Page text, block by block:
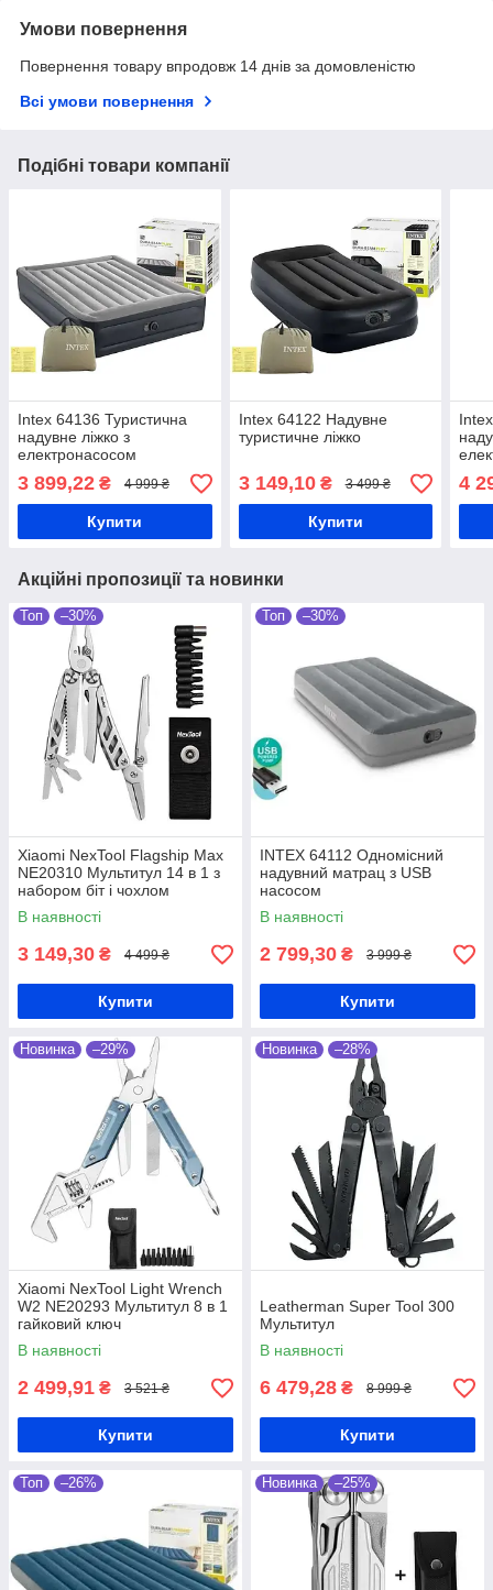
Умови повернення
Повернення товару впродовж 14 днів за домовленістю
Всі умови повернення
Подібні товари компанії
Intex 64136 Туристична
надувне ліжко з
електронасосом
3 899,22 ₴ 4 999 ₴
Купити
Intex 64122 Надувне
туристичне ліжко
3 149,10₴ 3 499 ₴
Купити
4
Акційні пропозиції та новинки
Топ –30%
Xiaomi NexTool Flagship Max
NE20310 Мультитул 14 в 1 з
набором біт і чохлом
В наявності
3 149,30 ₴ 4 499 ₴
Купити
Топ –30%
INTEX 64112 Одномісний
надувний матрац з USB
насосом
В наявності
2 799,30 ₴ 3 999 ₴
Купити
Новинка –29%
Xiaomi NexTool Light Wrench
W2 NE20293 Мультитул 8 в 1
гайковий ключ
В наявності
2 499,91 ₴ 3 521 ₴
Купити
Новинка –28%
Leatherman Super Tool 300
Мультитул
В наявності
6 479,28 ₴ 8 999 ₴
Купити
Топ –26% Новинка –25%